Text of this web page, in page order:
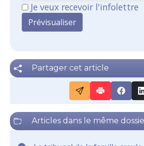
Je veux recevoir l'infolettre
Partager cet article
Articles dans le même